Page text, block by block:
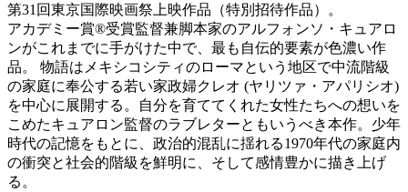
第31回東京国際映画祭上映作品（特別招待作品）。
アカデミー賞®受賞監督兼脚本家のアルフォンソ・キュアロ
ンがこれまでに手がけた中で、最も自伝的要素が色濃い作
品。 物語はメキシコシティのローマという地区で中流階級
の家庭に奉公する若い家政婦クレオ (ヤリツァ・アパリシオ)
を中心に展開する。自分を育ててくれた女性たちへの想いを
こめたキュアロン監督のラブレターともいうべき本作。少年
時代の記憶をもとに、政治的混乱に揺れる1970年代の家庭内
の衝突と社会的階級を鮮明に、そして感情豊かに描き上げ
る。